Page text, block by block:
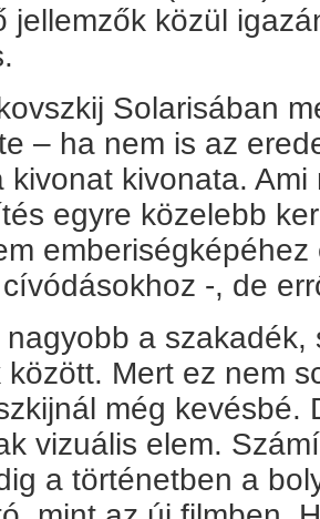
jellemzők közül
Solarisában
– ha nem is az
kivonat kivonata.
egyre közelebb
-, de
a
között. Mert ez nem
még kevésbé.
vizuális elem.
a történetben a